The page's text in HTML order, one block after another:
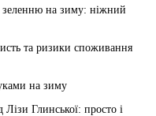
зеленню на зиму: ніжний
та ризики споживання
на зиму
Глинської: просто і